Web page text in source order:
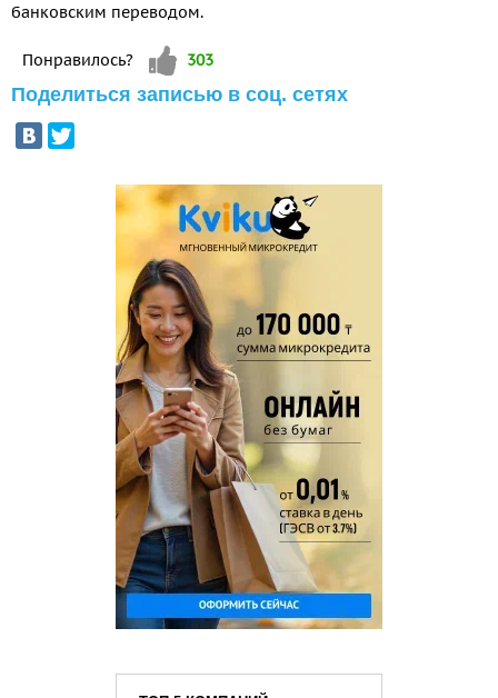
банковским переводом.
Понравилось? Vote up!
303
Поделиться записью в соц. сетях